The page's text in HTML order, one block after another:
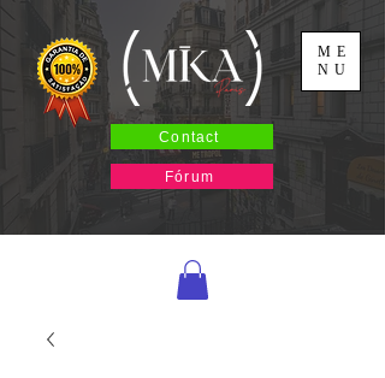
Contact
ME
NU
Fórum